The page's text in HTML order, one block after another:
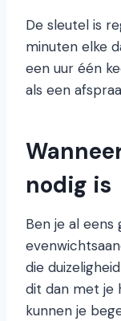
De sleutel is
minuten elke
een uur één
als een
nodig is
Ben je al eens
die
dit dan met je
kunnen je